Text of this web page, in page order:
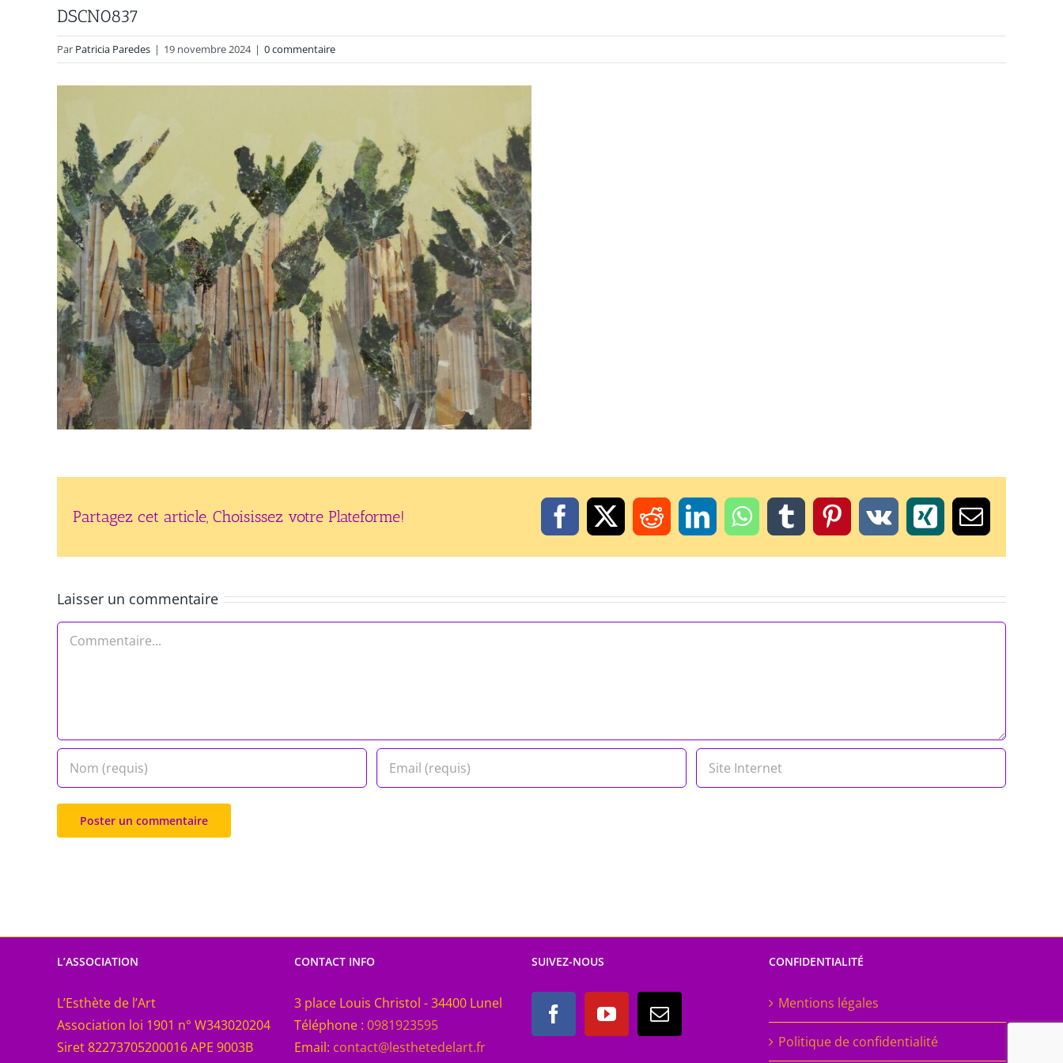
DSCN0837
Par Patricia Paredes | 19 novembre 2024 | 0 commentaire
Partagez cet article, Choisissez votre Plateforme! Facebook
X RedditLinkedInWhatsApp
TumblrPinterest
Vk XingEmail
Laisser un commentaire
Commentaire
L’ASSOCIATION
L’Esthète de l’Art
Association loi 1901 n° W343020204
Siret 82273705200016 APE 9003B
CONTACT INFO
3 place Louis Christol - 34400 Lunel
Téléphone : 0981923595
Email: contact@lesthetedelart.fr
SUIVEZ-NOUS CONFIDENTIALITÉ
Mentions légales
Politique de confidentialité